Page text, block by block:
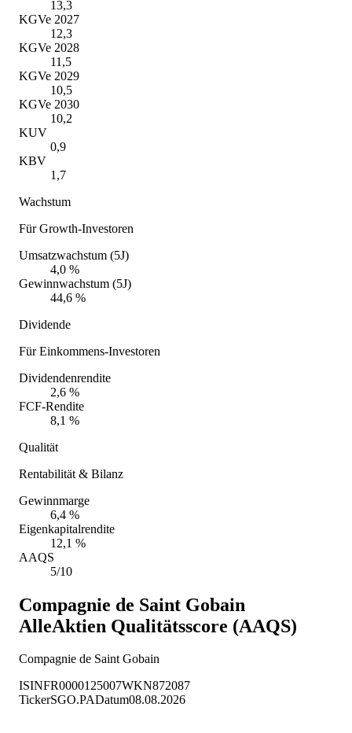
13,3
KGVe 2027
12,3
KGVe 2028
11,5
KGVe 2029
10,5
KGVe 2030
10,2
KUV
0,9
KBV
1,7
Wachstum
Für Growth-Investoren
Umsatzwachstum (5J)
4,0 %
Gewinnwachstum (5J)
44,6 %
Dividende
Für Einkommens-Investoren
Dividendenrendite
2,6 %
FCF-Rendite
8,1 %
Qualität
Rentabilität & Bilanz
Gewinnmarge
6,4 %
Eigenkapitalrendite
12,1 %
AAQS
5/10
Compagnie de Saint Gobain
AlleAktien Qualitätsscore (AAQS)
Compagnie de Saint Gobain
ISINFR0000125007WKN872087
TickerSGO.PADatum08.08.2026